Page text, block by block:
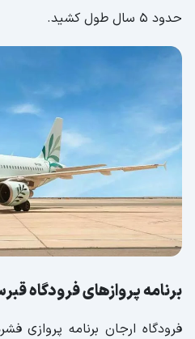
حدود 5 سال طول کشید.
برنامه پروازهای فرودگاه
فرودگاه ارجان برنامه پروازی